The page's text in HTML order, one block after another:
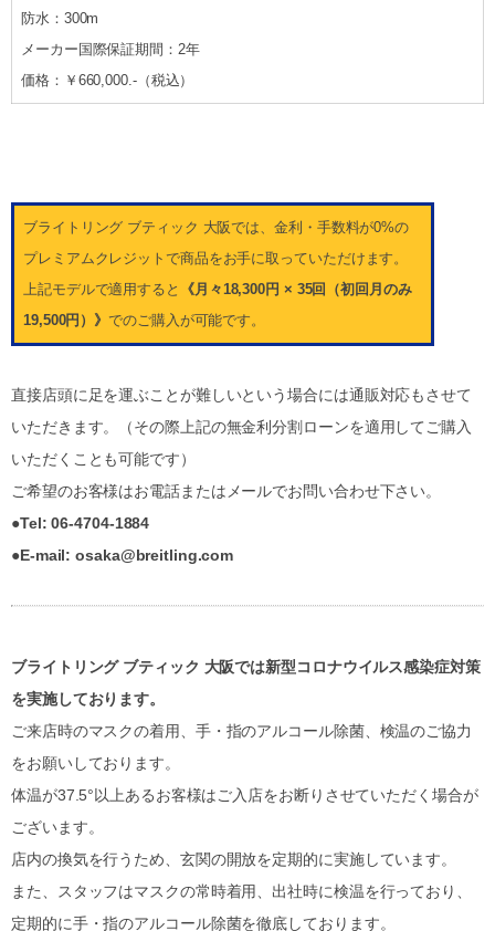
防水：300m
メーカー国際保証期間：2年
価格：￥660,000.-（税込）
ブライトリング ブティック 大阪では、金利・手数料が0%の
プレミアムクレジットで商品をお手に取っていただけます。
上記モデルで適用すると
《月々18,300円 × 35回（初回月のみ
19,500円）》でのご購入が可能です。
直接店頭に足を運ぶことが難しいという場合には通販対応もさせて
いただきます。（その際上記の無金利分割ローンを適用してご購入
いただくことも可能です）
ご希望のお客様はお電話またはメールでお問い合わせ下さい。
●Tel: 06-4704-1884
●E-mail: osaka@breitling.com
ブライトリング ブティック 大阪では新型コロナウイルス感染症対策
を実施しております。
ご来店時のマスクの着用、手・指のアルコール除菌、検温のご協力
をお願いしております。
体温が37.5°以上あるお客様はご入店をお断りさせていただく場合が
ございます。
店内の換気を行うため、玄関の開放を定期的に実施しています。
また、スタッフはマスクの常時着用、出社時に検温を行っており、
定期的に手・指のアルコール除菌を徹底しております。